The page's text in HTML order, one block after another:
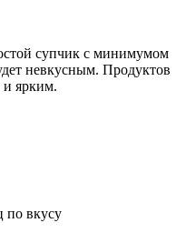
супчик с минимумом
невкусным. Продуктов
и ярким.
по вкусу